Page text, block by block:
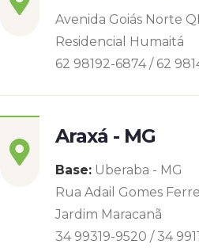
Avenida Goiás Norte
Residencial Humaitá
62 98192-6874 / 62
Araxá - MG
Base: Uberaba - MG
Rua Adail Gomes
Jardim Maracanã
34 99319-9520 / 34